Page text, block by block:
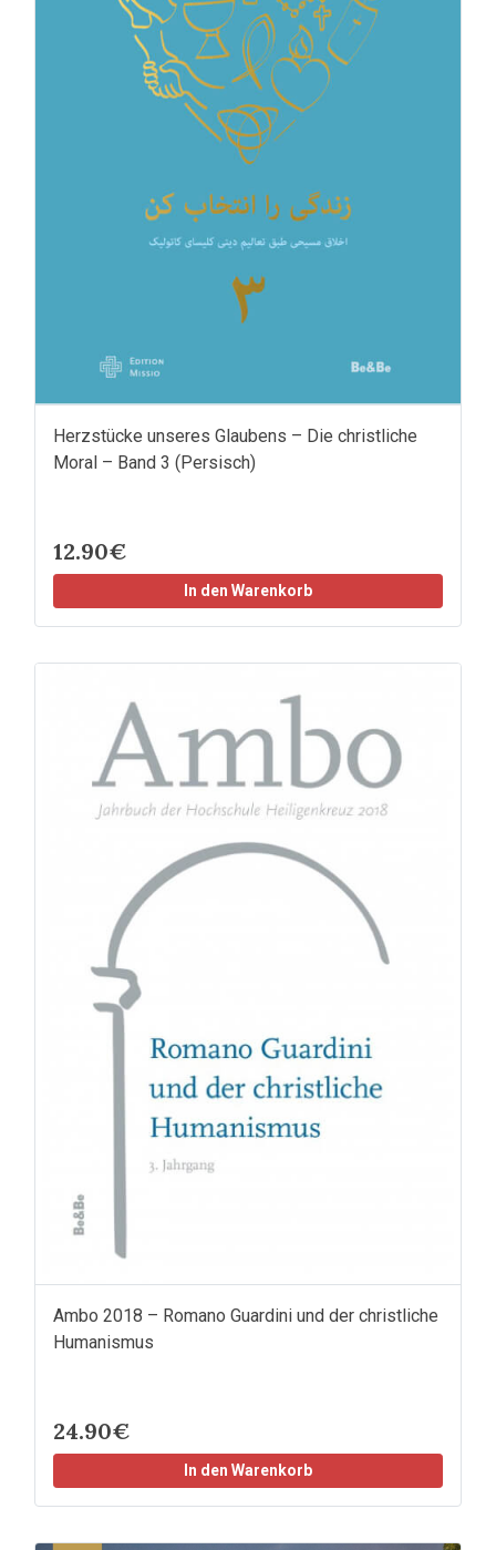
Herzstücke unseres Glaubens – Die christliche
Moral – Band 3 (Persisch)
12.90€
In den Warenkorb
Ambo 2018 – Romano Guardini und der christliche
Humanismus
24.90€
In den Warenkorb